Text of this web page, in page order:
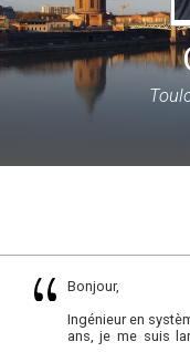
Bonjour,
Ingénieur en
ans, je me suis